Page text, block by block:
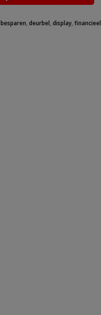
Tags
besparen,deurbel,display,financieel